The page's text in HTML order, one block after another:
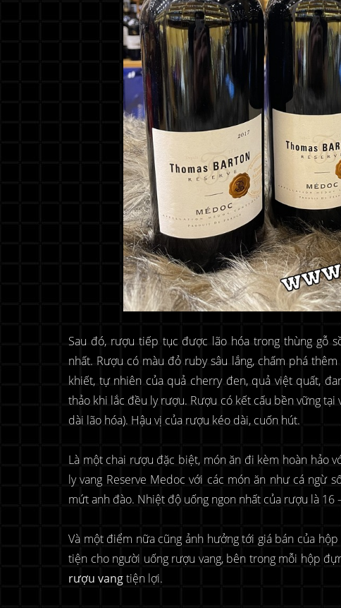
Sau đó, rượu tiếp tục được lão hóa trong thùng gỗ
nhất. Rượu có màu đỏ ruby sâu lắng, chấm phá
khiết, tự nhiên của quả cherry đen, quả việt quất,
thảo khi lắc đều ly rượu. Rượu có kết cấu bền vững
dài lão hóa). Hậu vị của rượu kéo dài, cuốn hút.
Là một chai rượu đặc biệt, món ăn đi kèm hoàn hảo
ly vang Reserve Medoc với các món ăn như cá ngừ
mứt anh đào. Nhiệt độ uống ngon nhất của rượu là 16
Và một điểm nữa cũng ảnh hưởng tới giá bán của
tiện cho người uống rượu vang, bên trong mỗi hộp
rượu vangtiện lợi.